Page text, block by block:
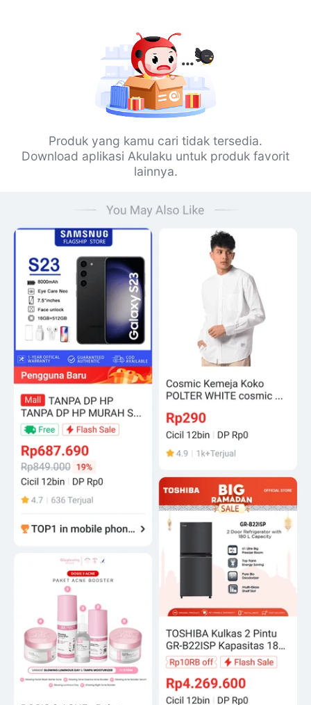
Produk yang kamu cari tidak tersedia.
Download aplikasi Akulaku untuk produk favorit
lainnya.